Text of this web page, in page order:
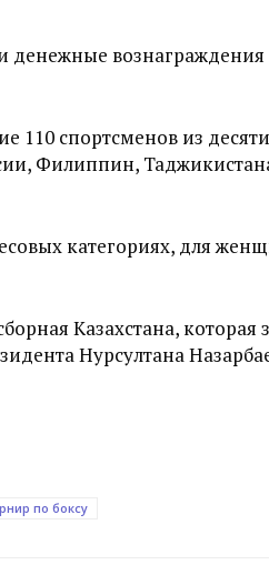
вознаграждения
110 спортсменов из
Филиппин,
категориях, для
Казахстана, которая
Нурсултана
по боксу